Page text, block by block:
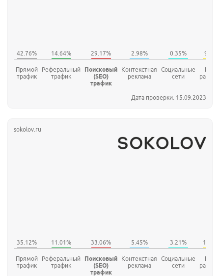
Прямой
трафик
Реферальный
трафик
Поисковый
(SEO)
трафик
Контекстная
реклама
Социальные
сети
E-
Дата проверки: 15.09.2023
sokolov.ru
Прямой
трафик
Реферальный
трафик
Поисковый
(SEO)
трафик
Контекстная
реклама
Социальные
сети
E-